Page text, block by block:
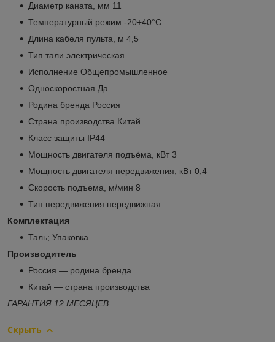
Диаметр каната, мм 11
Температурный режим -20+40°С
Длина кабеля пульта, м 4,5
Тип тали электрическая
Исполнение Общепромышленное
Односкоростная Да
Родина бренда Россия
Страна производства Китай
Класс защиты IP44
Мощность двигателя подъёма, кВт 3
Мощность двигателя передвижения, кВт 0,4
Скорость подъема, м/мин 8
Тип передвижения передвижная
Комплектация
Таль; Упаковка.
Производитель
Россия — родина бренда
Китай — страна производства
ГАРАНТИЯ 12 МЕСЯЦЕВ
Скрыть